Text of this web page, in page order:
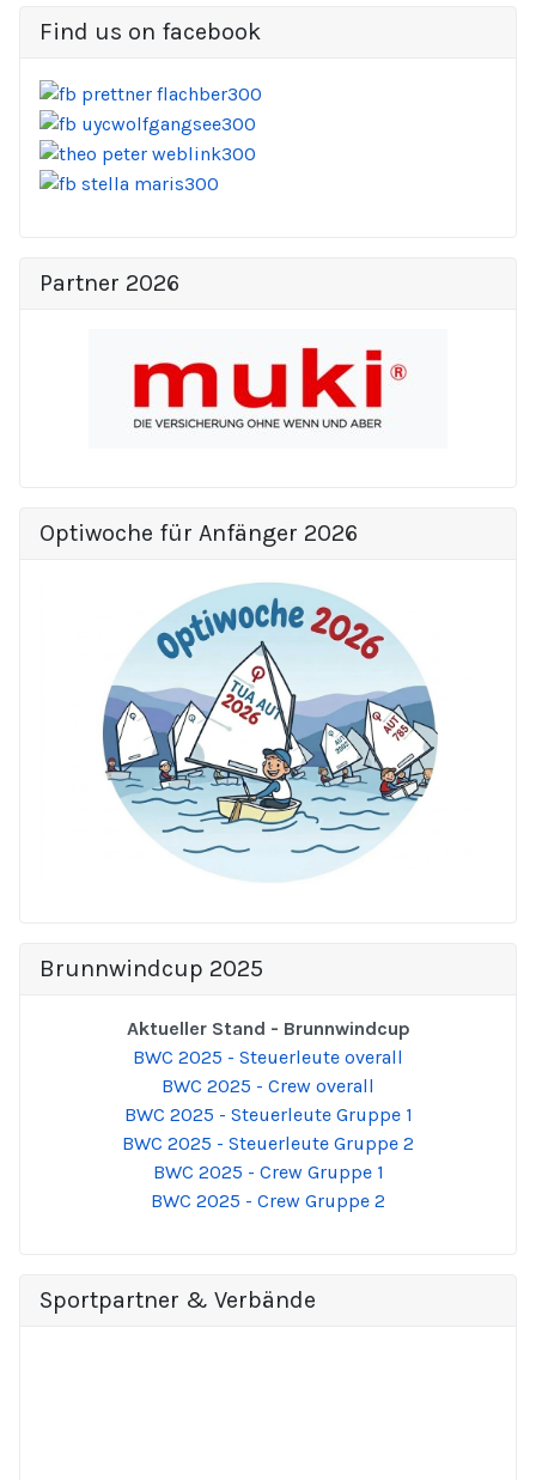
Find us on facebook
Partner 2026
Optiwoche für Anfänger 2026
Brunnwindcup 2025
Aktueller Stand - Brunnwindcup
BWC 2025 - Steuerleute overall
BWC 2025 - Crew overall
BWC 2025 - Steuerleute Gruppe 1
BWC 2025 - Steuerleute Gruppe 2
BWC 2025 - Crew Gruppe 1
BWC 2025 - Crew Gruppe 2
Sportpartner & Verbände